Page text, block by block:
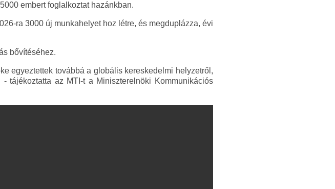
embert foglalkoztat hazánkban.
ra 3000 új munkahelyet hoz létre, és megduplázza, évi
bővítéséhez.
egyeztettek továbbá a globális kereskedelmi helyzetről,
tájékoztatta az MTI-t a Miniszterelnöki Kommunikációs